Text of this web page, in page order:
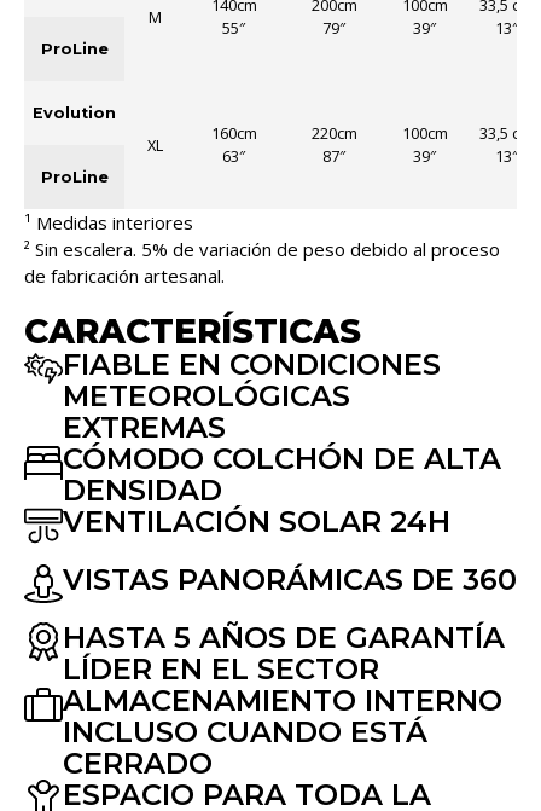
M
140cm
55″
200cm
79″
100cm
39″
33,5 cm
13″
ProLine
Evolution
XL
160cm
63″
220cm
87″
100cm
39″
33,5 cm
13″
ProLine
¹ Medidas interiores
² Sin escalera. 5% de variación de peso debido al proceso
de fabricación artesanal.
CARACTERÍSTICAS
FIABLE EN CONDICIONES
METEOROLÓGICAS
EXTREMAS
CÓMODO COLCHÓN DE ALTA
DENSIDAD
VENTILACIÓN SOLAR 24H
VISTAS PANORÁMICAS DE 360
HASTA 5 AÑOS DE GARANTÍA
LÍDER EN EL SECTOR
ALMACENAMIENTO INTERNO
INCLUSO CUANDO ESTÁ
CERRADO
ESPACIO PARA TODA LA